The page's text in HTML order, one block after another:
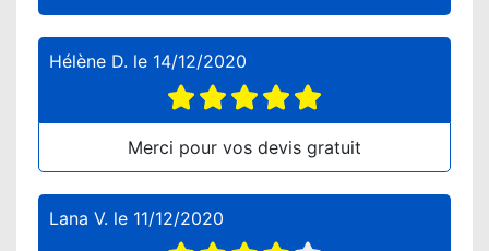
Hélène D. le 14/12/2020
Merci pour vos devis gratuit
Lana V. le 11/12/2020